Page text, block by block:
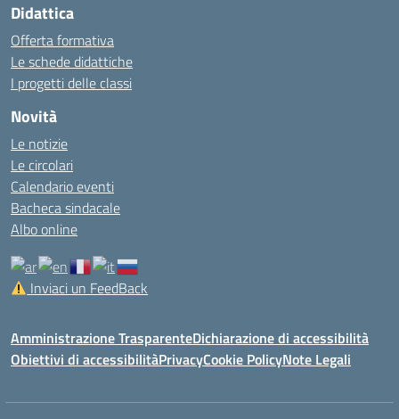
Didattica
Offerta formativa
Le schede didattiche
I progetti delle classi
Novità
Le notizie
Le circolari
Calendario eventi
Bacheca sindacale
Albo online
Inviaci un FeedBack
Amministrazione TrasparenteDichiarazione di accessibilità
Obiettivi di accessibilitàPrivacyCookie PolicyNote Legali